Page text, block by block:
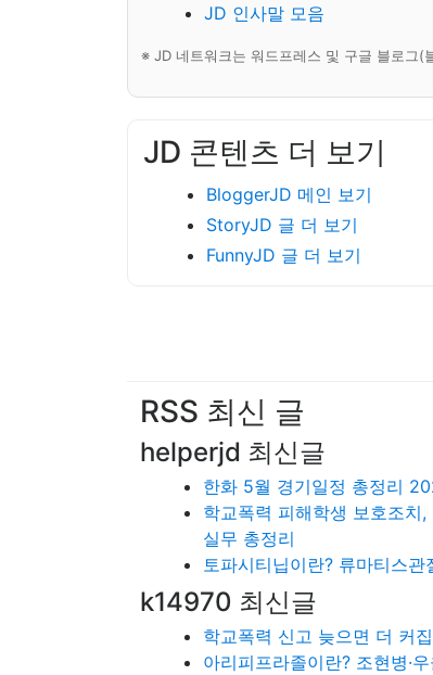
JD 인사말 모음
※ JD 네트워크는 워드프레스 및 구글 블로그(
JD 콘텐츠 더 보기
BloggerJD 메인 보기
StoryJD 글 더 보기
FunnyJD 글 더 보기
RSS 최신 글
helperjd 최신글
한화 5월 경기일정 총정리
학교폭력 피해학생 보호조치
실무 총정리
토파시티닙이란? 류마티스
k14970 최신글
학교폭력 신고 늦으면 더 커
아리피프라졸이란? 조현병·